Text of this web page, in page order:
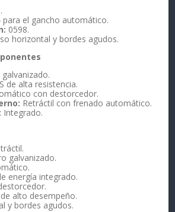
para el gancho automático.
0598.
horizontal y bordes agudos.
de alta resistencia.
con destorcedor.
Retráctil con frenado automático.
Integrado.
galvanizado.
energía integrado.
alto desempeño.
y bordes agudos.